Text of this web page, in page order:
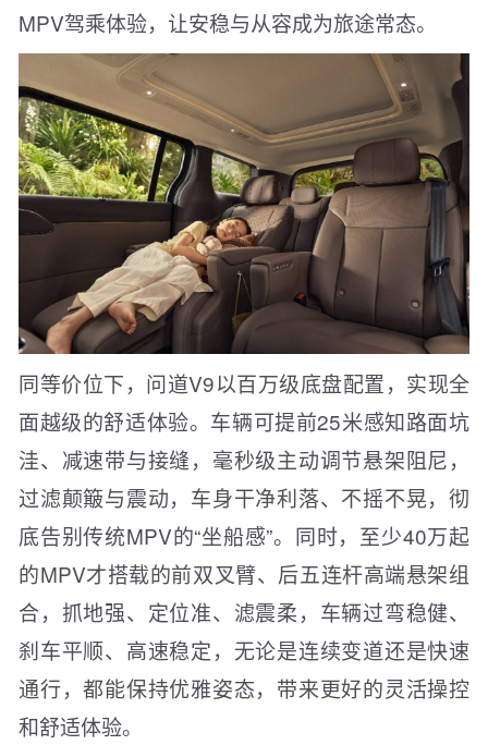
MPV驾乘体验，让安稳与从容成为旅途常态。
同等价位下，问道V9以百万级底盘配置，实现全
面越级的舒适体验。车辆可提前25米感知路面坑
洼、减速带与接缝，毫秒级主动调节悬架阻尼，
过滤颠簸与震动，车身干净利落、不摇不晃，彻
底告别传统MPV的“坐船感”。同时，至少40万起
的MPV才搭载的前双叉臂、后五连杆高端悬架组
合，抓地强、定位准、滤震柔，车辆过弯稳健、
刹车平顺、高速稳定，无论是连续变道还是快速
通行，都能保持优雅姿态，带来更好的灵活操控
和舒适体验。